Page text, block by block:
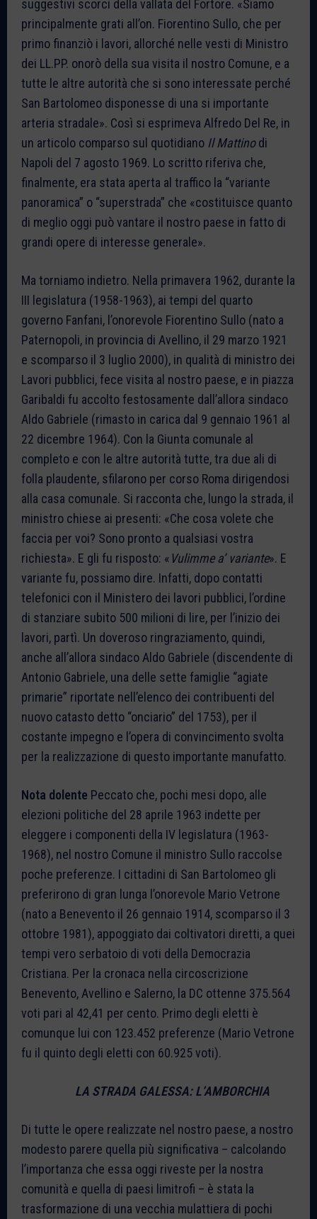
suggestivi scorci della vallata del Fortore. «Siamo
principalmente grati all’on. Fiorentino Sullo, che per
primo finanziò i lavori, allorché nelle vesti di Ministro
dei LL.PP. onorò della sua visita il nostro Comune, e a
tutte le altre autorità che si sono interessate perché
San Bartolomeo disponesse di una si importante
arteria stradale». Così si esprimeva Alfredo Del Re, in
un articolo comparso sul quotidiano Il Mattinodi
Napoli del 7 agosto 1969. Lo scritto riferiva che,
finalmente, era stata aperta al traffico la “variante
panoramica” o “superstrada” che «costituisce quanto
di meglio oggi può vantare il nostro paese in fatto di
grandi opere di interesse generale».
Ma torniamo indietro. Nella primavera 1962, durante la
III legislatura (1958-1963), ai tempi del quarto
governo Fanfani, l’onorevole Fiorentino Sullo (nato a
Paternopoli, in provincia di Avellino, il 29 marzo 1921
e scomparso il 3 luglio 2000), in qualità di ministro dei
Lavori pubblici, fece visita al nostro paese, e in piazza
Garibaldi fu accolto festosamente dall’allora sindaco
Aldo Gabriele (rimasto in carica dal 9 gennaio 1961 al
22 dicembre 1964). Con la Giunta comunale al
completo e con le altre autorità tutte, tra due ali di
folla plaudente, sfilarono per corso Roma dirigendosi
alla casa comunale. Si racconta che, lungo la strada, il
ministro chiese ai presenti: «Che cosa volete che
faccia per voi? Sono pronto a qualsiasi vostra
richiesta». E gli fu risposto: «Vulimme a’ variante». E
variante fu, possiamo dire. Infatti, dopo contatti
telefonici con il Ministero dei lavori pubblici, l’ordine
di stanziare subito 500 milioni di lire, per l’inizio dei
lavori, partì. Un doveroso ringraziamento, quindi,
anche all’allora sindaco Aldo Gabriele (discendente di
Antonio Gabriele, una delle sette famiglie “agiate
primarie” riportate nell’elenco dei contribuenti del
nuovo catasto detto “onciario” del 1753), per il
costante impegno e l’opera di convincimento svolta
per la realizzazione di questo importante manufatto.
Nota dolente Peccato che, pochi mesi dopo, alle
elezioni politiche del 28 aprile 1963 indette per
eleggere i componenti della IV legislatura (1963-
1968), nel nostro Comune il ministro Sullo raccolse
poche preferenze. I cittadini di San Bartolomeo gli
preferirono di gran lunga l’onorevole Mario Vetrone
(nato a Benevento il 26 gennaio 1914, scomparso il 3
ottobre 1981), appoggiato dai coltivatori diretti, a quei
tempi vero serbatoio di voti della Democrazia
Cristiana. Per la cronaca nella circoscrizione
Benevento, Avellino e Salerno, la DC ottenne 375.564
voti pari al 42,41 per cento. Primo degli eletti è
comunque lui con 123.452 preferenze (Mario Vetrone
fu il quinto degli eletti con 60.925 voti).
LA STRADA GALESSA: L’AMBORCHIA
Di tutte le opere realizzate nel nostro paese, a nostro
modesto parere quella più significativa – calcolando
l’importanza che essa oggi riveste per la nostra
comunità e quella di paesi limitrofi – è stata la
trasformazione di una vecchia mulattiera di pochi